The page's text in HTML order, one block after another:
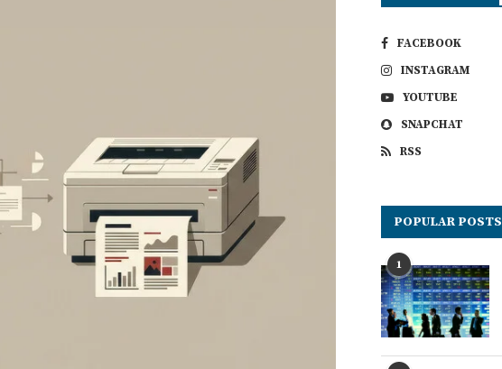
FACEBOOK
INSTAGRAM
YOUTUBE
SNAPCHAT
RSS
POPULAR POSTS
1